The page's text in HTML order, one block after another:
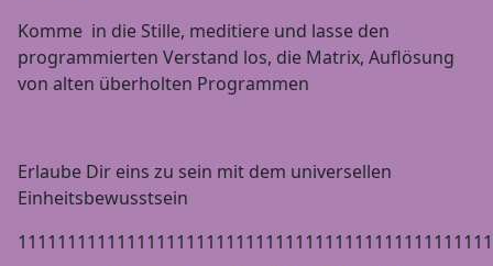
Komme in die Stille, meditiere und lasse den
programmierten Verstand los, die Matrix, Auflösung
von alten überholten Programmen
Erlaube Dir eins zu sein mit dem universellen
Einheitsbewusstsein